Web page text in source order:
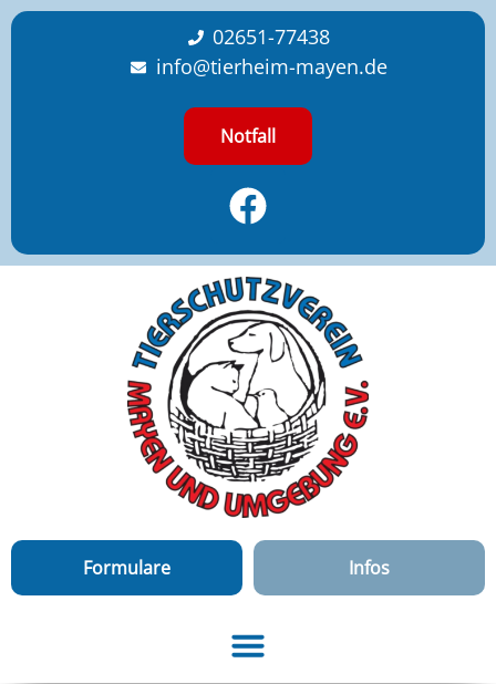
content
02651-77438
info@tierheim-mayen.de
Notfall
Formulare Infos